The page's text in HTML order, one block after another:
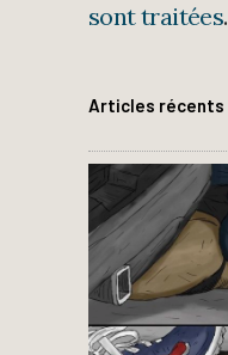
sont traitées.
Articles récents